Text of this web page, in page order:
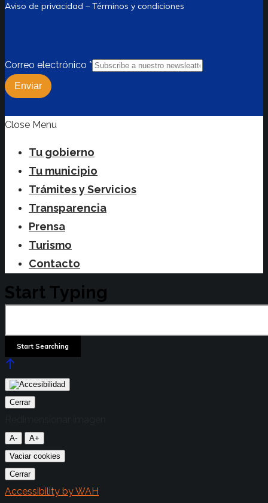
Aviso de privacidad – Términos y condiciones
Correo electrónico *
Enviar
Close Menu
Tu gobierno
Tu municipio
Trámites y Servicios
Transparencia
Prensa
Turismo
Contacto
Start Typing
Cerrar
A-
A+
Vaciar cookies
Cerrar
Accessibility by WAH